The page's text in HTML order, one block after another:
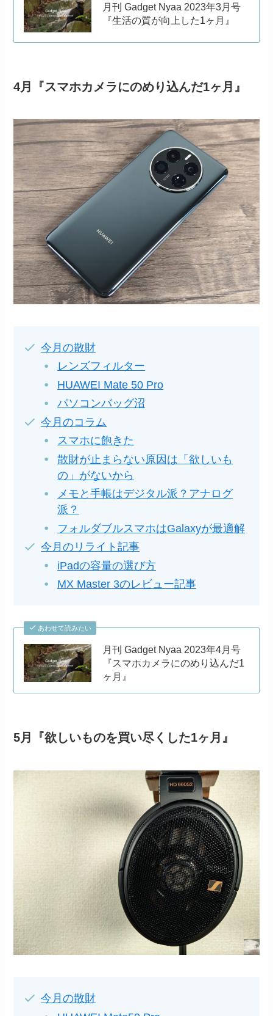
月刊 Gadget Nyaa 2023年3月号
『生活の質が向上した1ヶ月』
4月『スマホカメラにのめり込んだ1ヶ月』
今月の散財
レンズフィルター
HUAWEI Mate 50 Pro
パソコンバッグ沼
今月のコラム
スマホに飽きた
散財が止まらない原因は「欲しいも
の」がないから
メモと手帳はデジタル派？アナログ
派？
フォルダブルスマホはGalaxyが最適解
今月のリライト記事
iPadの容量の選び方
MX Master 3のレビュー記事
あわせて読みたい
月刊 Gadget Nyaa 2023年4月号
『スマホカメラにのめり込んだ1
ヶ月』
5月『欲しいものを買い尽くした1ヶ月』
今月の散財